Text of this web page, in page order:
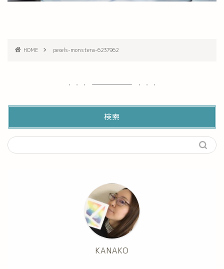
HOME pexels-monstera-6237962
検索
KANAKO